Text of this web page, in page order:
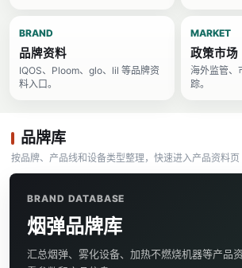
BRAND
品牌资料
IQOS、Ploom、glo、lil 等品牌资
料入口。
MARKET
政策市场
海外监管、
踪。
品牌库
按品牌、产品线和设备类型整理，快速进入产品资料页
BRAND DATABASE
烟弹品牌库
汇总烟弹、雾化设备、加热不燃烧机器等产品